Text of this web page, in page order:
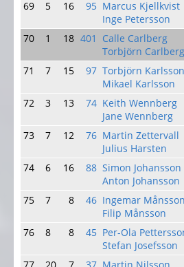
69 5 16 95 Marcus Kjellkvist
Inge Petersson
70 1 18 401
Calle Carlberg
Torbjörn Carlberg
71 7 15 97 Torbjörn Karlsson
Mikael Karlsson
72 3 13 74 Keith Wennberg
Jane Wennberg
73 7 12 76 Martin Zettervall
Julius Harsten
74 6 16 88 Simon Johansson
Anton Johansson
75 7 8 46 Ingemar Månsson
Filip Månsson
76 8 8 45 Per-Ola
Stefan Josefsson